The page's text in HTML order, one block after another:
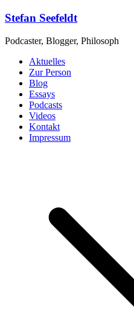
Zum
springen
Stefan Seefeldt
Podcaster, Blogger, Philosoph
Aktuelles
Zur Person
Blog
Essays
Podcasts
Videos
Kontakt
Impressum